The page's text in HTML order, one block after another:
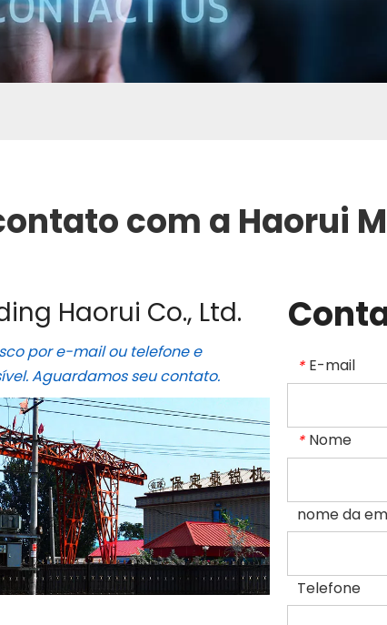
com a Haorui
Haorui Co., Ltd.
por e-mail ou telefone e
Aguardamos seu contato.
* E-mail
* Nome
nome da
Telefone